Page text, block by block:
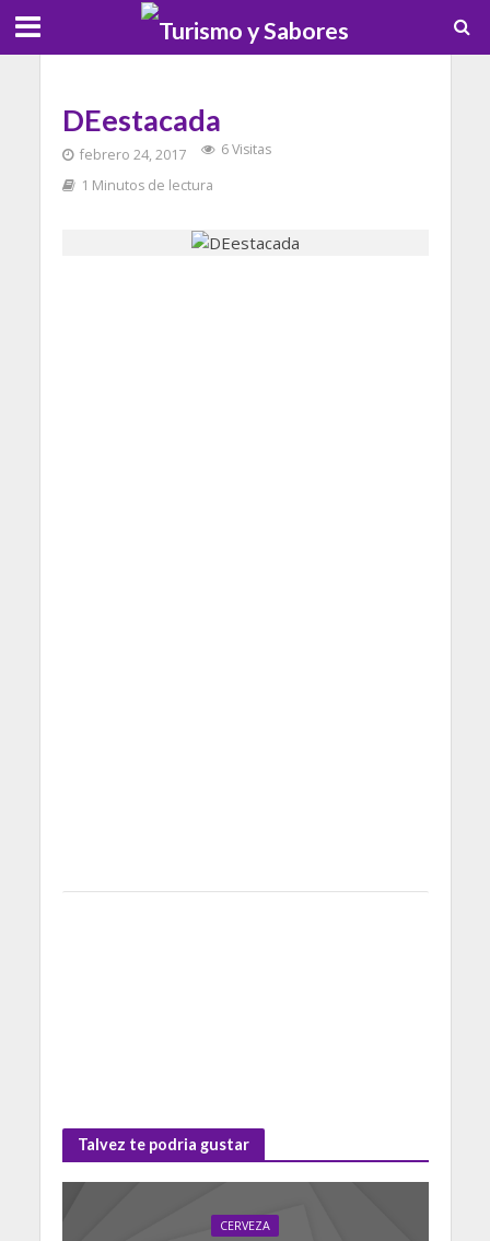
DEestacada
febrero 24, 2017
6 Visitas
1 Minutos de lectura
Talvez te podria gustar
CERVEZA